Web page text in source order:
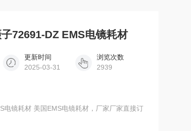
72691-DZ EMS电镜耗材
更新时间
2025-03-31
浏览次数
2939
镜耗材 美国EMS电镜耗材，厂家厂家直接订